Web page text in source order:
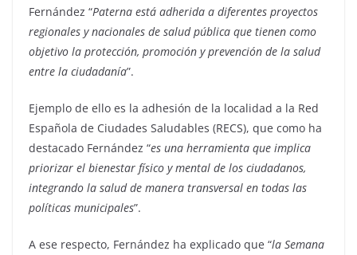
Fernández “Paterna está adherida a diferentes proyectos
regionales y nacionales de salud pública que tienen como
objetivo la protección, promoción y prevención de la salud
entre la ciudadanía”.
Ejemplo de ello es la adhesión de la localidad a la Red
Española de Ciudades Saludables (RECS), que como ha
destacado Fernández “es una herramienta que implica
priorizar el bienestar físico y mental de los ciudadanos,
integrando la salud de manera transversal en todas las
políticas municipales”.
A ese respecto, Fernández ha explicado que “la Semana